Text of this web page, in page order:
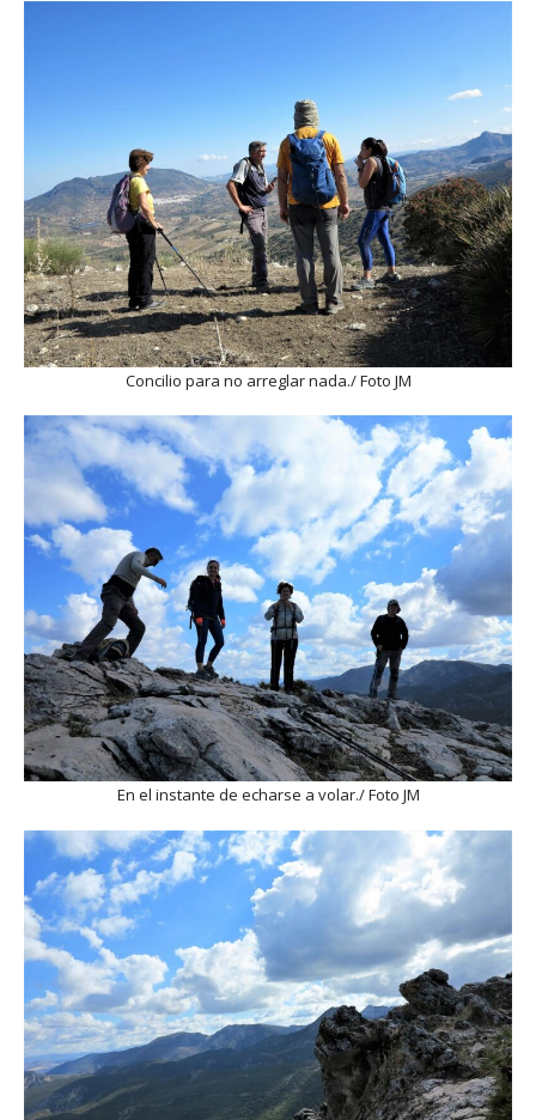
Concilio para no arreglar nada./ Foto JM
En el instante de echarse a volar./ Foto JM